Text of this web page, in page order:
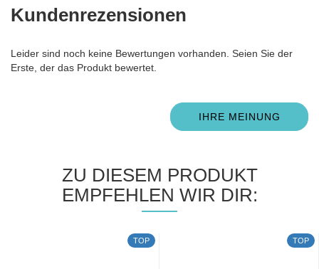
Kundenrezensionen
Leider sind noch keine Bewertungen vorhanden. Seien Sie der
Erste, der das Produkt bewertet.
IHRE MEINUNG
ZU DIESEM PRODUKT
EMPFEHLEN WIR DIR:
TOP TOP